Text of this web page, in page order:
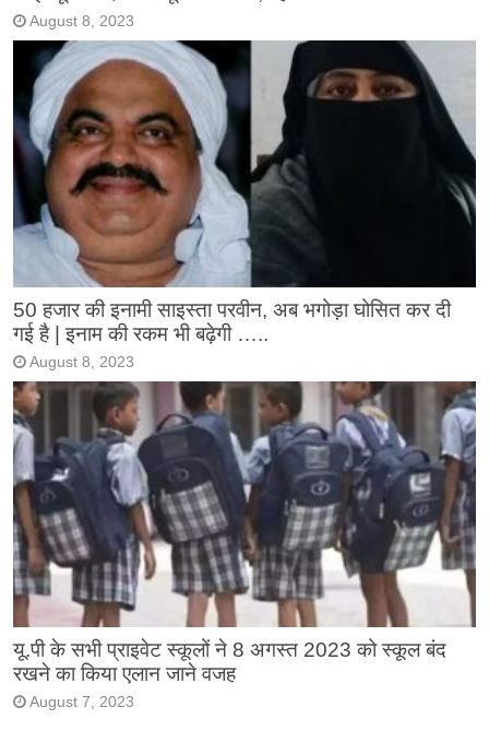
August 8, 2023
50 हजार की इनामी साइस्ता परवीन, अब भगोड़ा घोसित कर दी
गई है | इनाम की रकम भी बढ़ेगी …..
August 8, 2023
यू.पी के सभी प्राइवेट स्कूलों ने 8 अगस्त 2023 को स्कूल बंद
रखने का किया एलान जाने वजह
August 7, 2023